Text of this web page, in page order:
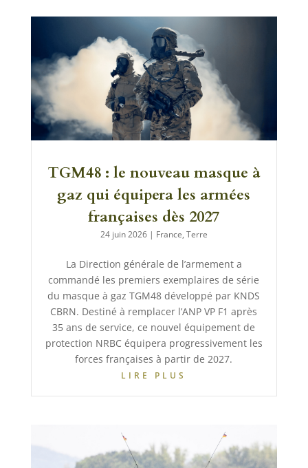
TGM48 : le nouveau masque à
gaz qui équipera les armées
françaises dès 2027
24 juin 2026| France, Terre
La Direction générale de l’armement a
commandé les premiers exemplaires de série
du masque à gaz TGM48 développé par KNDS
CBRN. Destiné à remplacer l’ANP VP F1 après
35 ans de service, ce nouvel équipement de
protection NRBC équipera progressivement les
forces françaises à partir de 2027.
LIRE PLUS